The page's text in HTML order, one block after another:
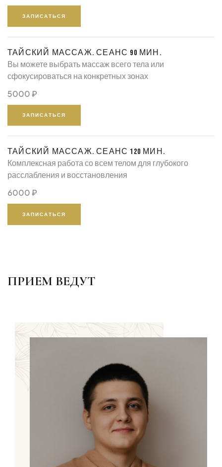
ЗАПИСАТЬСЯ
ТАЙСКИЙ МАССАЖ. СЕАНС 90 МИН.
Вы можете выбрать массаж всего тела или
сфокусироваться на конкретных зонах
5000 ₽
ЗАПИСАТЬСЯ
ТАЙСКИЙ МАССАЖ. СЕАНС 120 МИН.
Комплексная работа со всем телом для глубокого
расслабления и восстановления
6000 ₽
ЗАПИСАТЬСЯ
ПРИЕМ ВЕДУТ